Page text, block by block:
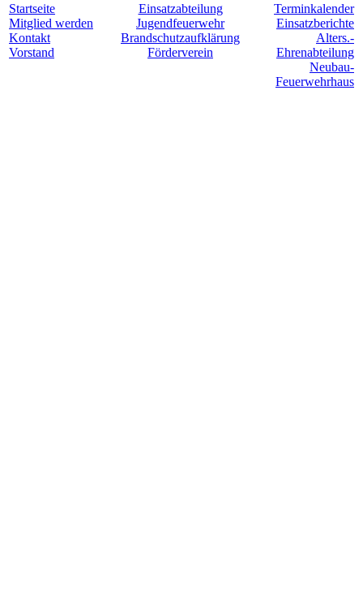
Startseite
Mitglied werden
Kontakt
Vorstand
Einsatzabteilung
Jugendfeuerwehr
Brandschutzaufklärung
Förderverein
Terminkalender
Einsatzberichte
Alters.-
Ehrenabteilung
Neubau-
Feuerwehrhaus